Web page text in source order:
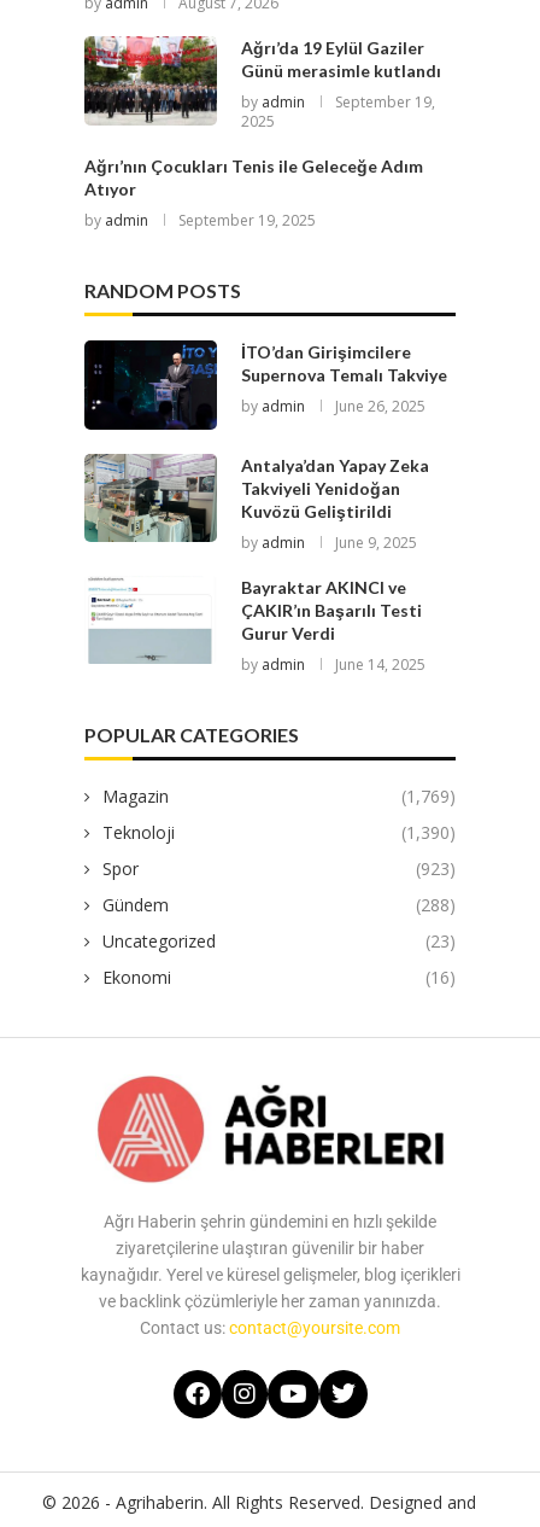
Ağrı’da 19 Eylül Gaziler
Günü merasimle kutlandı
by admin
September 19,
2025
Ağrı’nın Çocukları Tenis ile Geleceğe Adım
Atıyor
by admin September 19, 2025
RANDOM POSTS
İTO’dan Girişimcilere
Supernova Temalı Takviye
by admin June 26, 2025
Antalya’dan Yapay Zeka
Takviyeli Yenidoğan
Kuvözü Geliştirildi
by admin June 9, 2025
Bayraktar AKINCI ve
ÇAKIR’ın Başarılı Testi
Gurur Verdi
by admin June 14, 2025
POPULAR CATEGORIES
Magazin
(1,769)
Teknoloji
(1,390)
Spor
(923)
Gündem
(288)
Uncategorized
(23)
Ekonomi
(16)
Ağrı Haberin şehrin gündemini en hızlı şekilde
ziyaretçilerine ulaştıran güvenilir bir haber
kaynağıdır. Yerel ve küresel gelişmeler, blog içerikleri
ve backlink çözümleriyle her zaman yanınızda.
Contact us:contact@yoursite.com
© 2026 - Agrihaberin. All Rights Reserved. Designed and